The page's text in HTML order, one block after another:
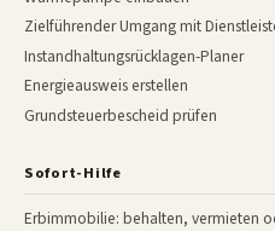
Zielführender Umgang mit
Instandhaltungsrücklagen-Planer
Energieausweis erstellen
Grundsteuerbescheid prüfen
Sofort-Hilfe
Erbimmobilie: behalten, vermieten